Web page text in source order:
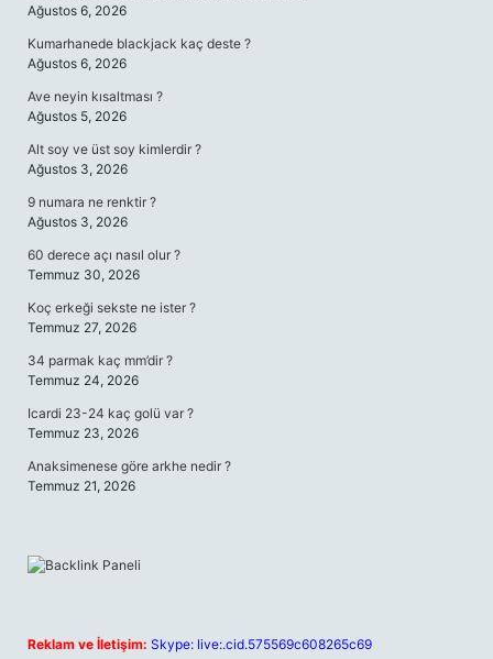
Ağustos 6, 2026
Kumarhanede blackjack kaç deste ?
Ağustos 6, 2026
Ave neyin kısaltması ?
Ağustos 5, 2026
Alt soy ve üst soy kimlerdir ?
Ağustos 3, 2026
9 numara ne renktir ?
Ağustos 3, 2026
60 derece açı nasıl olur ?
Temmuz 30, 2026
Koç erkeği sekste ne ister ?
Temmuz 27, 2026
34 parmak kaç mm’dir ?
Temmuz 24, 2026
Icardi 23-24 kaç golü var ?
Temmuz 23, 2026
Anaksimenese göre arkhe nedir ?
Temmuz 21, 2026
Reklam ve İletişim: Skype: live:.cid.575569c608265c69